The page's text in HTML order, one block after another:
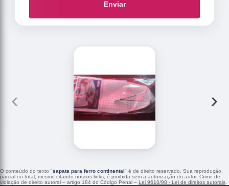
Enviar
‹ ›
O conteúdo do texto "sapata para ferro continental" é de direito reservado. Sua reprodução,
parcial ou total, mesmo citando nossos links, é proibida sem a autorização do autor. Crime de
violação de direito autoral – artigo 184 do Código Penal – Lei 9610/98 - Lei de direitos autorais